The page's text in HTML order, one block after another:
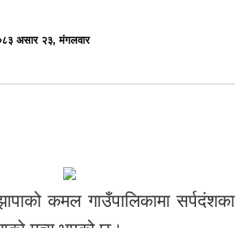
असार २३, मंगलवार
कमल गाउँपालिकामा सर्पदंशका